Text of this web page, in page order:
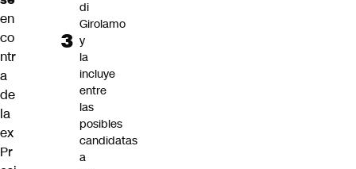
en
co
ntr
a
de
la
ex
Pr
di
Girolamo
y
la
incluye
entre
las
posibles
candidatas
a